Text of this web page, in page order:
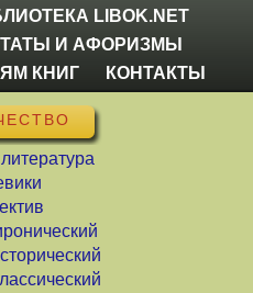
LIBOK.NET
И АФОРИЗМЫ
КНИГ
КОНТАКТЫ